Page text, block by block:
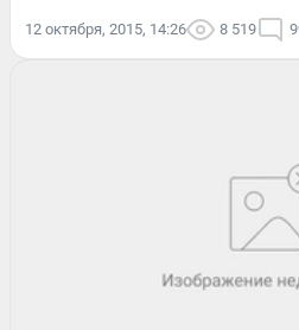
12 октября, 2015, 14:26 8 519